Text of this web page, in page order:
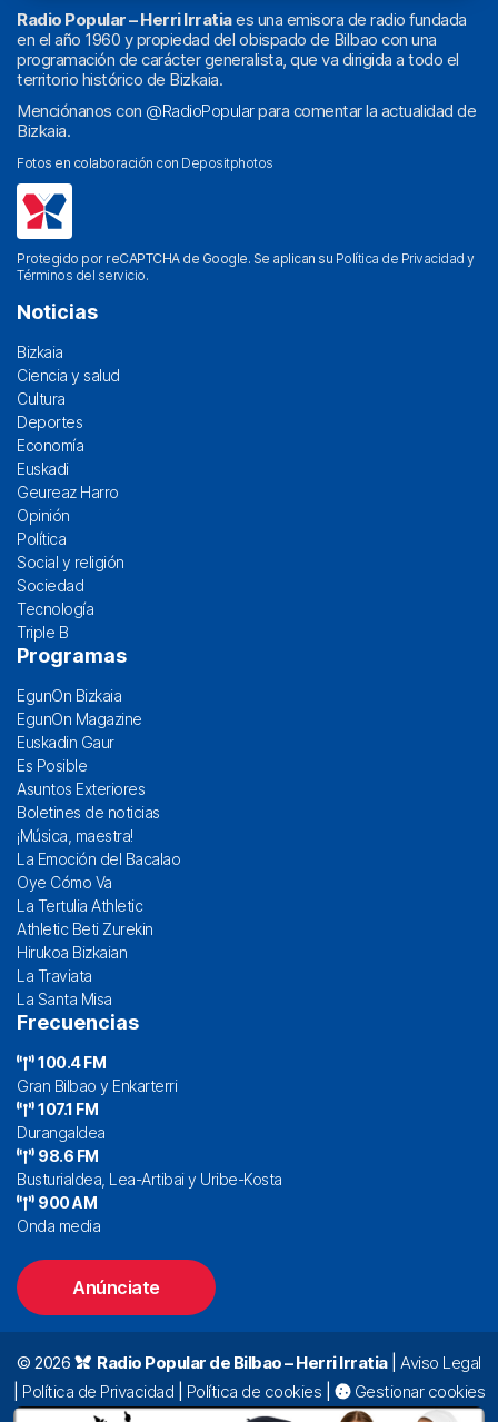
Radio Popular – Herri Irratiaes una emisora de radio fundada
en el año 1960 y propiedad del obispado de Bilbao con una
programación de carácter generalista, que va dirigida a todo el
territorio histórico de Bizkaia.
Menciónanos con @RadioPopularpara comentar la actualidad de
Bizkaia.
Fotos en colaboración con Depositphotos
Protegido por reCAPTCHA de Google. Se aplican su Política de Privacidad y
Términos del servicio.
Noticias
Bizkaia
Ciencia y salud
Cultura
Deportes
Economía
Euskadi
Geureaz Harro
Opinión
Política
Social y religión
Sociedad
Tecnología
Triple B
Programas
EgunOn Bizkaia
EgunOn Magazine
Euskadin Gaur
Es Posible
Asuntos Exteriores
Boletines de noticias
¡Música, maestra!
La Emoción del Bacalao
Oye Cómo Va
La Tertulia Athletic
Athletic Beti Zurekin
Hirukoa Bizkaian
La Traviata
La Santa Misa
Frecuencias
100.4 FM
Gran Bilbao y Enkarterri
107.1 FM
Durangaldea
98.6 FM
Busturialdea, Lea-Artibai y Uribe-Kosta
900 AM
Onda media
Anúnciate
© 2026 Radio Popular de Bilbao – Herri Irratia| Aviso Legal
Política de Privacidad Política de cookies
Gestionar cookies